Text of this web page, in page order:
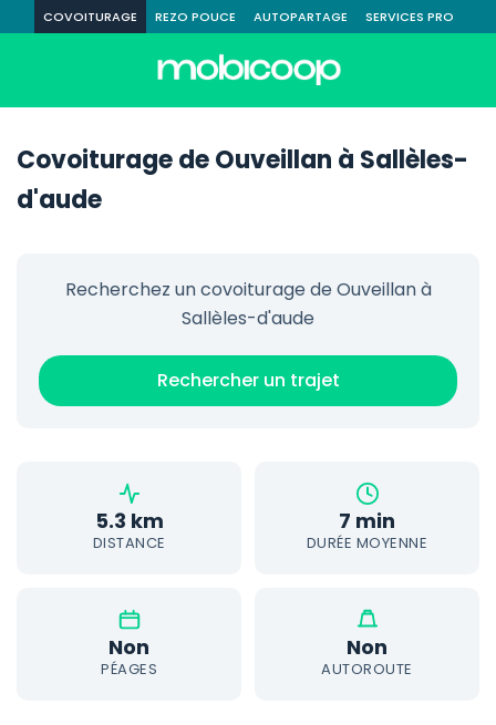
COVOITURAGE REZO POUCE AUTOPARTAGE SERVICES PRO
Covoiturage de Ouveillan à Sallèles-
d'aude
Recherchez un covoiturage de Ouveillan à
Sallèles-d'aude
Rechercher un trajet
5.3 km
DISTANCE
7 min
DURÉE MOYENNE
Non
PÉAGES
Non
AUTOROUTE